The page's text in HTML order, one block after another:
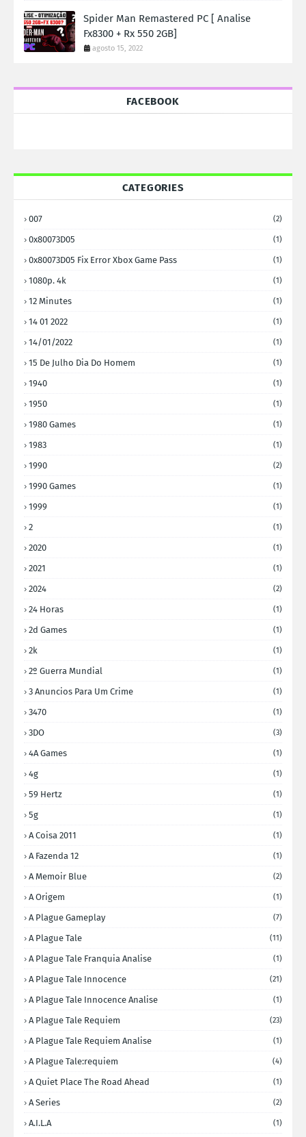
Spider Man Remastered PC [ Analise
Fx8300 + Rx 550 2GB]
agosto 15, 2022
FACEBOOK
CATEGORIES
007 (2)
0x80073D05 (1)
0x80073D05 Fix Error Xbox Game Pass (1)
1080p. 4k (1)
12 Minutes (1)
14 01 2022 (1)
14/01/2022 (1)
15 De Julho Dia Do Homem (1)
1940 (1)
1950 (1)
1980 Games (1)
1983 (1)
1990 (2)
1990 Games (1)
1999 (1)
2 (1)
2020 (1)
2021 (1)
2024 (2)
24 Horas (1)
2d Games (1)
2k (1)
2º Guerra Mundial (1)
3 Anuncios Para Um Crime (1)
3470 (1)
3DO (3)
4A Games (1)
4g (1)
59 Hertz (1)
5g (1)
A Coisa 2011 (1)
A Fazenda 12 (1)
A Memoir Blue (2)
A Origem (1)
A Plague Gameplay (7)
A Plague Tale (11)
A Plague Tale Franquia Analise (1)
A Plague Tale Innocence (21)
A Plague Tale Innocence Analise (1)
A Plague Tale Requiem (23)
A Plague Tale Requiem Analise (1)
A Plague Tale:requiem (4)
A Quiet Place The Road Ahead (1)
A Series (2)
A.I.L.A (1)